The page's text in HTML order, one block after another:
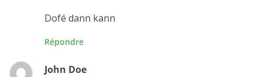
Dofé dann kann
Répondre
John Doe